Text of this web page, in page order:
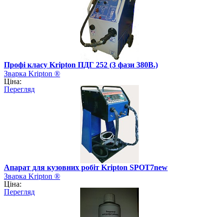
Профі класу Kripton ПДГ 252 (3 фази 380В.)
Зварка Kripton ®
Ціна:
Перегляд
Апарат для кузовних робіт Kripton SPOT7new
Зварка Kripton ®
Ціна:
Перегляд